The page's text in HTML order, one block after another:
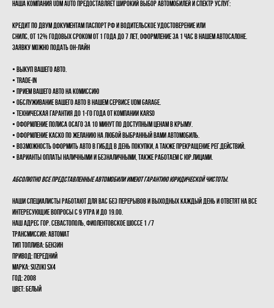
Наша компания UDМ Аutо предоставляет широкий выбор автомобилей и спектр услуг:
КРЕДИТ по двум документам паспорт РФ и водительское удостоверение или
СНИЛС, от 12% ГОДОВЫХ сроком от 1 года до 7 лет, оформление за 1 час в нашем автосалоне.
Заявку можно подать он-лайн
• ВЫКУП Вашего авто.
• ТRАDЕ-IN
• ПРИЕМ Вашего авто на КОМИССИЮ
• Обслуживание Вашего авто в нашем сервисе UDМ GАRАGЕ.
• Техническая Гарантия до 1-го года от компании КАRSО
• Оформление полиса ОСАГО за 10 минут по доступным ценам в Крыму.
• Оформление КАСКО по желанию на любой выбранный Вами автомобиль.
• Возможность оформить авто в ГИБДД в день покупки, а также прекращение рег.действий.
• Варианты оплаты наличными и безналичными, также работаем с Юр.лицами.
Абсолютно все представленные автомобили имеют ГАРАНТИЮ ЮРИДИЧЕСКОЙ ЧИСТОТЫ.
Наши специалисты работают для Вас без перерывов и выходных каждый день и ответят на все
интересующие вопросы с 9 утра и до 19.00.
Наш адрес гор. Севастополь, Фиолентовское шоссе 1 /7
Трансмиссия: Автомат
Тип топлива: Бензин
Привод: Передний
Марка: Suzuki SX4
Год: 2008
Цвет: Белый